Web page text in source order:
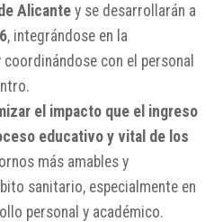
Alicante y se desarrollarán a
, integrándose en la
con el personal
el impacto que el ingreso
educativo y vital de los
más amables y
sanitario, especialmente en
personal y académico.